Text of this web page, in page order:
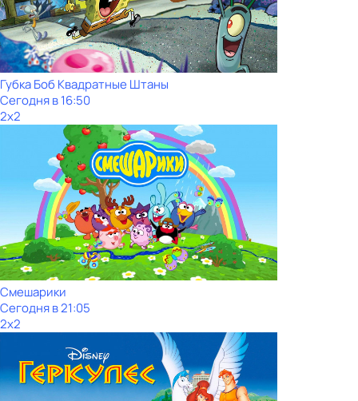
Губка Боб Квадратные Штаны
Сегодня в 16:50
2x2
Смешарики
Сегодня в 21:05
2x2